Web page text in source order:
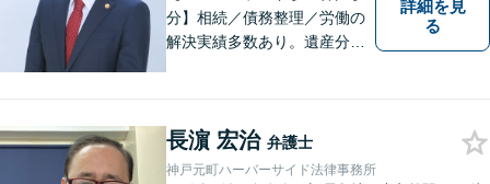
分】相続／債務整理／労働の
解決実績多数あり。遺産分割
目指し、真摯に対応いたしま
す【当日・夜間・休日相談柔
詳細を見
る
長濵 宏治 弁護士
神戸元町ハーバーサイド法律事務所